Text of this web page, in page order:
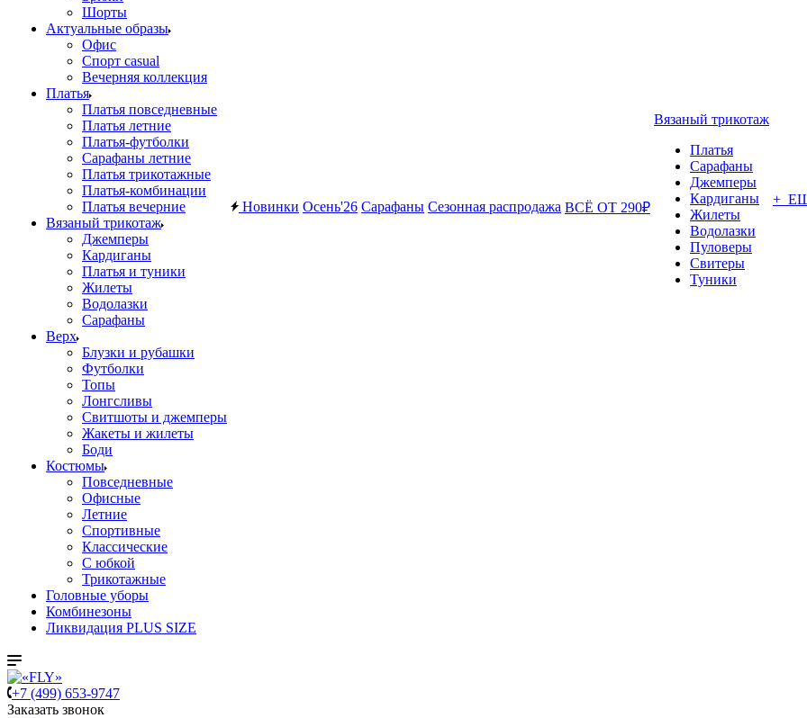
Шорты
Актуальные образы
Офис
Спорт casual
Вечерняя коллекция
Платья
Платья повседневные
Платья летние
Платья-футболки
Сарафаны летние
Платья трикотажные
Платья-комбинации
Платья вечерние
Вязаный трикотаж
Джемперы
Кардиганы
Платья и туники
Жилеты
Водолазки
Сарафаны
Верх
Блузки и рубашки
Футболки
Топы
Лонгсливы
Свитшоты и джемперы
Жакеты и жилеты
Боди
Костюмы
Повседневные
Офисные
Летние
Спортивные
Классические
С юбкой
Трикотажные
Головные уборы
Комбинезоны
Ликвидация PLUS SIZE
Новинки Осень'26 Сарафаны Сезонная распродажа ВСЁ ОТ 290₽
Вязаный трикотаж
Платья
Сарафаны
Джемперы
Кардиганы
Жилеты
Водолазки
Пуловеры
Свитеры
Туники
+
+7 (499) 653-9747
Заказать звонок